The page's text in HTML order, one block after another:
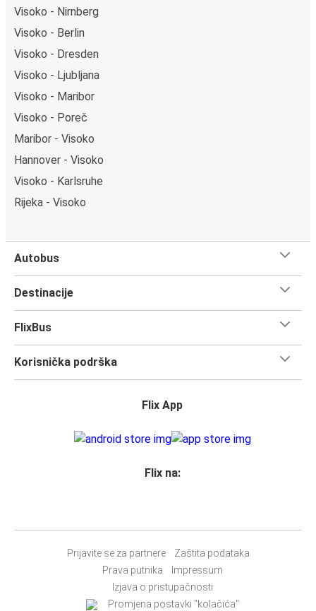
Visoko - Nirnberg
Visoko - Berlin
Visoko - Dresden
Visoko - Ljubljana
Visoko - Maribor
Visoko - Poreč
Maribor - Visoko
Hannover - Visoko
Visoko - Karlsruhe
Rijeka - Visoko
Autobus
Destinacije
FlixBus
Korisnička podrška
Flix App
Flix na:
Prijavite se za partnere
Zaštita podataka
Prava putnika
Impressum
Izjava o pristupačnosti
Promjena postavki "kolačića"